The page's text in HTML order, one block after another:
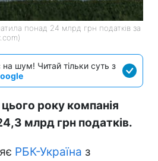
понад 24 млрд грн податків за
шум! Читай тільки суть з
цього року компанія
млрд грн податків.
РБК-Україна з